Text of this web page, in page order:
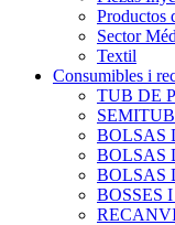
Productos
Sector
Textil
Consumibles i
TUB DE
BOLSAS
BOLSAS
BOLSAS
BOSSES